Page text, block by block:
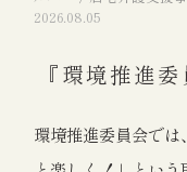
2026.08.05
『環境推進委
環境推進委員会で